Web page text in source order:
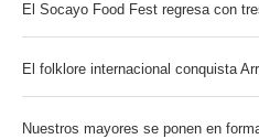
El Socayo Food Fest regresa con
El folklore internacional conquista
Nuestros mayores se ponen en